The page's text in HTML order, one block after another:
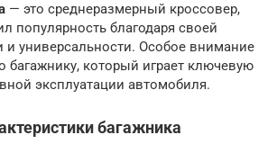
— это среднеразмерный кроссовер,
популярность благодаря своей
и универсальности. Особое внимание
багажнику, который играет ключевую
эксплуатации автомобиля.
багажника